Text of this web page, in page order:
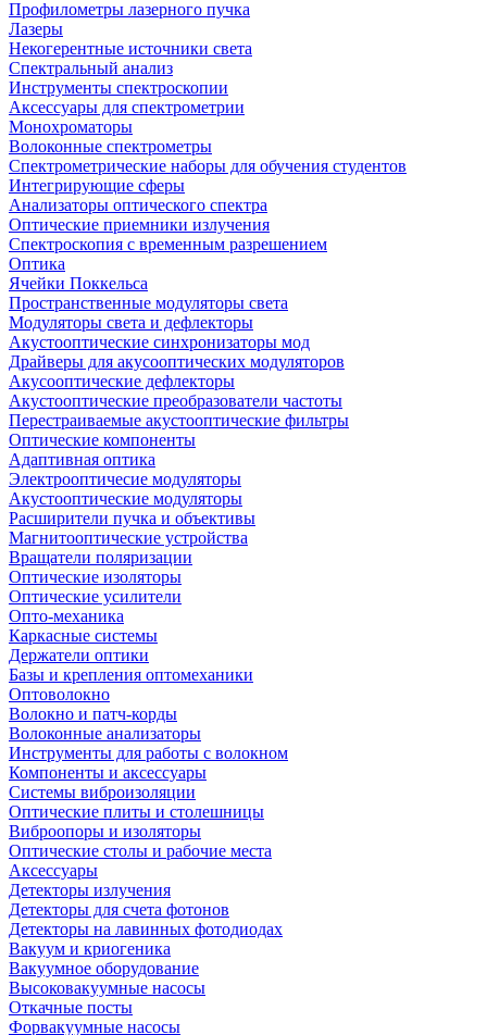
Профилометры лазерного пучка
Лазеры
Некогерентные источники света
Спектральный анализ
Инструменты спектроскопии
Аксессуары для спектрометрии
Монохроматоры
Волоконные спектрометры
Спектрометрические наборы для обучения студентов
Интегрирующие сферы
Анализаторы оптического спектра
Оптические приемники излучения
Спектроскопия с временным разрешением
Оптика
Ячейки Поккельса
Пространственные модуляторы света
Модуляторы света и дефлекторы
Акустооптические синхронизаторы мод
Драйверы для акусооптических модуляторов
Акусооптические дефлекторы
Акустооптические преобразователи частоты
Перестраиваемые акустооптические фильтры
Оптические компоненты
Адаптивная оптика
Электрооптичесие модуляторы
Акустооптические модуляторы
Расширители пучка и объективы
Магнитооптические устройства
Вращатели поляризации
Оптические изоляторы
Оптические усилители
Опто-механика
Каркасные системы
Держатели оптики
Базы и крепления оптомеханики
Оптоволокно
Волокно и патч-корды
Волоконные анализаторы
Инструменты для работы с волокном
Компоненты и аксессуары
Системы виброизоляции
Оптические плиты и столешницы
Виброопоры и изоляторы
Оптические столы и рабочие места
Аксессуары
Детекторы излучения
Детекторы для счета фотонов
Детекторы на лавинных фотодиодах
Вакуум и криогеника
Вакуумное оборудование
Высоковакуумные насосы
Откачные посты
Форвакуумные насосы